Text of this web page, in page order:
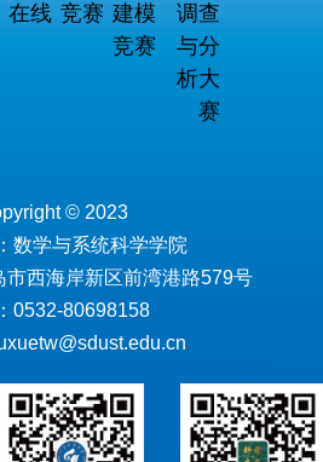
在线 竞赛 建模
竞赛
调查
与分
析大
赛
© 2023
数学与系统科学学院
市西海岸新区前湾港路579号
0532-80698158